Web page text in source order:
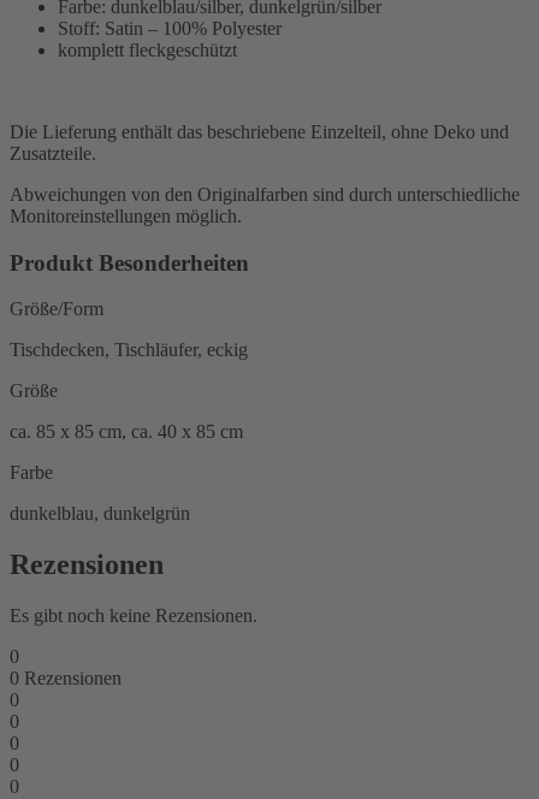
Farbe: dunkelblau/silber, dunkelgrün/silber
Stoff: Satin – 100% Polyester
komplett fleckgeschützt
Die Lieferung enthält das beschriebene Einzelteil, ohne Deko und
Zusatzteile.
Abweichungen von den Originalfarben sind durch unterschiedliche
Monitoreinstellungen möglich.
Produkt Besonderheiten
Größe/Form
Tischdecken, Tischläufer, eckig
Größe
ca. 85 x 85 cm, ca. 40 x 85 cm
Farbe
dunkelblau, dunkelgrün
Rezensionen
Es gibt noch keine Rezensionen.
0
0 Rezensionen
0
0
0
0
0